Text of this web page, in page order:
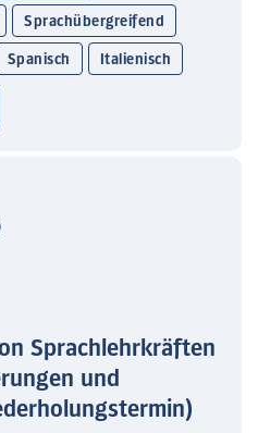
Sprachübergreifend
Spanisch Italienisch
Sprachlehrkräften
und